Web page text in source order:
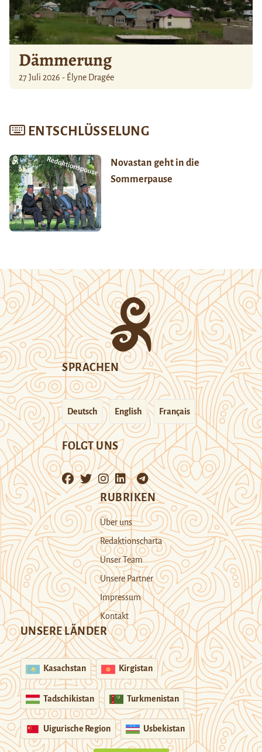
Dämmerung
27 Juli 2026 - Élyne Dragée
ENTSCHLÜSSELUNG
Novastan geht in die
Sommerpause
SPRACHEN
Deutsch English Français
FOLGT UNS
RUBRIKEN
Über uns
Redaktionscharta
Unser Team
Unsere Partner
Impressum
Kontakt
UNSERE LÄNDER
Kasachstan Kirgistan
Tadschikistan Turkmenistan
Uigurische Region Usbekistan